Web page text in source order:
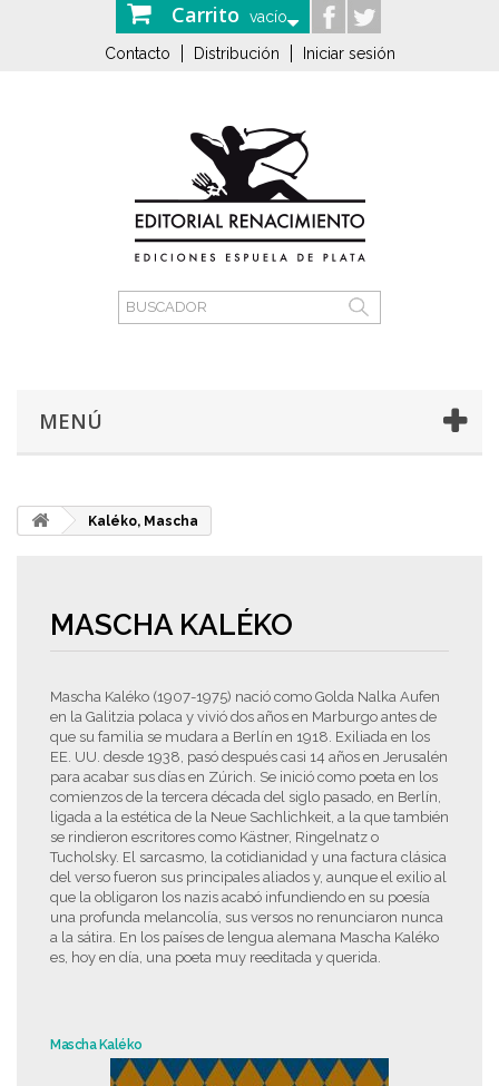
Carrito vacío
Contacto Distribución Iniciar sesión
MENÚ
Kaléko, Mascha
MASCHA KALÉKO
Mascha Kaléko (1907-1975) nació como Golda Nalka Aufen
en la Galitzia polaca y vivió dos años en Marburgo antes de
que su familia se mudara a Berlín en 1918. Exiliada en los
EE. UU. desde 1938, pasó después casi 14 años en Jerusalén
para acabar sus días en Zúrich. Se inició como poeta en los
comienzos de la tercera década del siglo pasado, en Berlín,
ligada a la estética de la Neue Sachlichkeit, a la que también
se rindieron escritores como Kästner, Ringelnatz o
Tucholsky. El sarcasmo, la cotidianidad y una factura clásica
del verso fueron sus principales aliados y, aunque el exilio al
que la obligaron los nazis acabó infundiendo en su poesía
una profunda melancolía, sus versos no renunciaron nunca
a la sátira. En los países de lengua alemana Mascha Kaléko
es, hoy en día, una poeta muy reeditada y querida.
Mascha Kaléko